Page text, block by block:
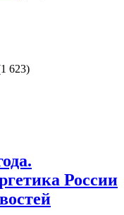
623)
России